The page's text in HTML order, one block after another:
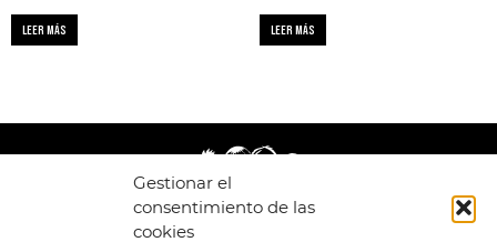
Gestionar el
consentimiento de las
cookies
LEER MÁS LEER MÁS